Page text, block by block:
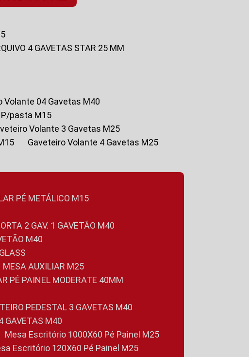
4 GAVETAS STAR 25 MM
Volante 04 Gavetas M40
P/pasta M15
Volante 3 Gavetas M25
Gaveteiro Volante 4 Gavetas M25
PÉ METÁLICO M15
2 GAV. 1 GAVETÃO M40
M40
MESA AUXILIAR M25
PÉ PAINEL MODERATE 40MM
PEDESTAL 3 GAVETAS M40
GAVETAS M40
Mesa Escritório 1000X60 Pé Painel M25
Escritório 120X60 Pé Painel M25